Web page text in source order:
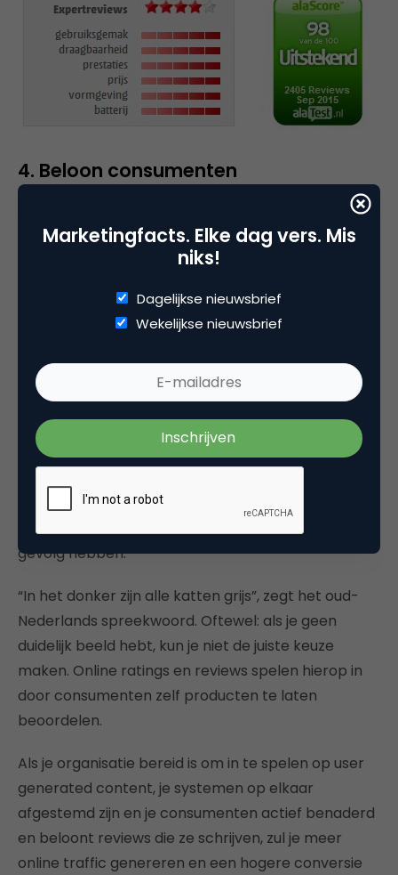
4. Beloon consumenten
Wanneer consumenten tijd en moeite nemen voor
het schrijven van een review, kun je ervoor kiezen
hen te belonen. Dit zal de loyaliteit richting het
aankoop of bied een gratis accessoire aan. Dit is
een investering, maar voldoende kwalitatieve
reviews zullen zich zeker terugverdienen in een
hoger conversiepercentage.
Let er bij het belonen wel op dat mensen niet enkel
een review schrijven omdat ze hiervoor iets krijgen.
schrijven, terwijl zij geen ervaring met je product of
dienst hebben, kan veel negatieve reclame tot
gevolg hebben.
“In het donker zijn alle katten grijs”, zegt het oud-
Nederlands spreekwoord. Oftewel: als je geen
duidelijk beeld hebt, kun je niet de juiste keuze
maken. Online ratings en reviews spelen hierop in
door consumenten zelf producten te laten
beoordelen.
Als je organisatie bereid is om in te spelen op user
generated content, je systemen op elkaar
afgestemd zijn en je consumenten actief benaderd
en beloont reviews die ze schrijven, zul je meer
online traffic genereren en een hogere conversie
Marketingfacts. Elke dag vers. Mis
niks!
Dagelijkse nieuwsbrief
Wekelijkse nieuwsbrief